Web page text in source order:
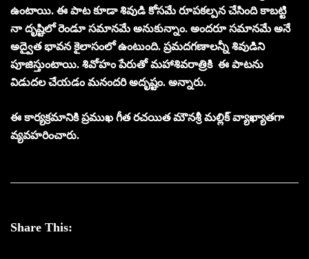
ఉంటాయి. ఈ పాట కూడా శివుడి కోసమే రూపకల్పన చేసింది కాబట్టి
నా దృష్టిలో రెండూ సమానమే అనుకున్నాం. అందరూ సమానమే అనే
అద్వైత భావన కైలాసంలో ఉంటుంది. ప్రమదగణాలన్నీ శివుడిని
పూజిస్తుంటాయి. శివోహం పేరుతో మహాశివరాత్రికి ఈ పాటను
విడుదల చేయడం మనందరి అదృష్టం. అన్నారు.
ఈ కార్యక్రమానికి ప్రముఖ గీత రచయిత మౌనశ్రీ మల్లిక్ వ్యాఖ్యాతగా
వ్యవహరించారు.
Share This: